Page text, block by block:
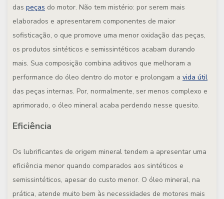
das peças do motor. Não tem mistério: por serem mais
elaborados e apresentarem componentes de maior
sofisticação, o que promove uma menor oxidação das peças,
os produtos sintéticos e semissintéticos acabam durando
mais. Sua composição combina aditivos que melhoram a
performance do óleo dentro do motor e prolongam a vida útil
das peças internas. Por, normalmente, ser menos complexo e
aprimorado, o óleo mineral acaba perdendo nesse quesito.
Eficiência
Os lubrificantes de origem mineral tendem a apresentar uma
eficiência menor quando comparados aos sintéticos e
semissintéticos, apesar do custo menor. O óleo mineral, na
prática, atende muito bem às necessidades de motores mais